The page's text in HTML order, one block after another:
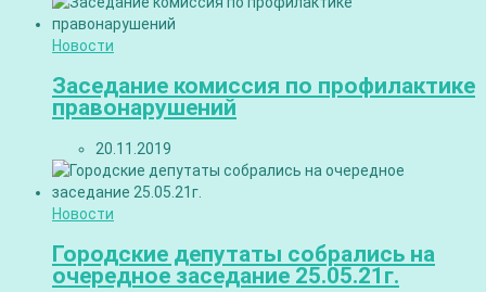
Новости
Заседание комиссия по профилактике
правонарушений
20.11.2019
Новости
Городские депутаты собрались на
очередное заседание 25.05.21г.